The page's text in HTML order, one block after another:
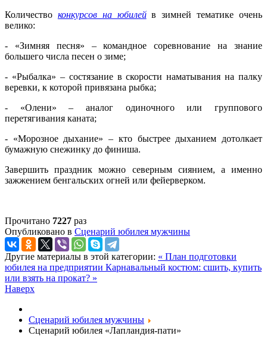
Количество конкурсов на юбилейв зимней тематике очень
велико:
- «Зимняя песня» – командное соревнование на знание
большего числа песен о зиме;
- «Рыбалка» – состязание в скорости наматывания на палку
веревки, к которой привязана рыбка;
- «Олени» – аналог одиночного или группового
перетягивания каната;
- «Морозное дыхание» – кто быстрее дыханием дотолкает
бумажную снежинку до финиша.
Завершить праздник можно северным сиянием, а именно
зажжением бенгальских огней или фейерверком.
Прочитано 7227 раз
Опубликовано в Сценарий юбилея мужчины
Другие материалы в этой категории: « План подготовки
юбилея на предприятии Карнавальный костюм: сшить, купить
или взять на прокат? »
Наверх
Сценарий юбилея мужчины
Сценарий юбилея «Лапландия-пати»